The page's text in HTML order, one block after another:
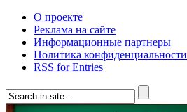
О проекте
Реклама на сайте
Информационные партнеры
Политика конфиденциальности
RSS for Entries